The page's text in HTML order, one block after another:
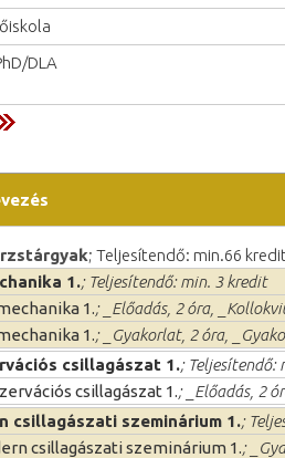
DLA
; Teljesítendő: min.66 kredit
1.; Teljesítendő: min. 3 kredit
1.; _Előadás, 2 óra,
1.; _Gyakorlat, 2 óra,
csillagászat 1.; Teljesítendő:
csillagászat 1.; _Előadás, 2
csillagászati szeminárium 1.;
csillagászati szeminárium 1.;